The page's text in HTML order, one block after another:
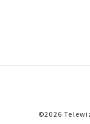
©2026